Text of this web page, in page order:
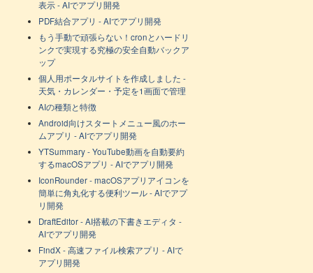
表示 - AIでアプリ開発
PDF結合アプリ - AIでアプリ開発
もう手動で頑張らない！cronとハードリ
ンクで実現する究極の安全自動バックア
ップ
個人用ポータルサイトを作成しました -
天気・カレンダー・予定を1画面で管理
AIの種類と特徴
Android向けスタートメニュー風のホー
ムアプリ - AIでアプリ開発
YTSummary - YouTube動画を自動要約
するmacOSアプリ - AIでアプリ開発
IconRounder - macOSアプリアイコンを
簡単に角丸化する便利ツール - AIでアプ
リ開発
DraftEditor - AI搭載の下書きエディタ -
AIでアプリ開発
FindX - 高速ファイル検索アプリ - AIで
アプリ開発